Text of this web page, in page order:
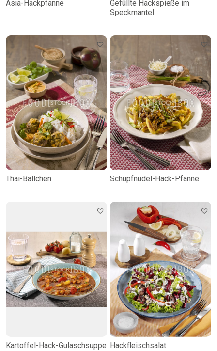
Asia-Hackpfanne
Gefüllte Hackspieße im
Speckmantel
Thai-Bällchen Schupfnudel-Hack-Pfanne
Kartoffel-Hack-Gulaschsuppe Hackfleischsalat